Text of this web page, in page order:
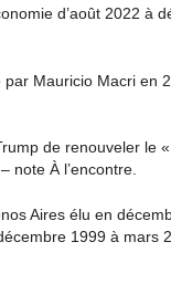
d’août 2022 à
par Mauricio Macri en
de renouveler le
note À l’encontre.
Aires élu en
1999 à mars